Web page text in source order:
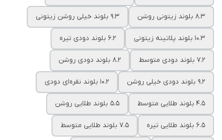
8.3 بلوند زیتونی روشن 9.3 بلوند خیلی روشن زیتونی
10.3 بلوند پلاتینه زیتونی 6.2 بلوند دودی تیره
7.2 بلوند دودی متوسط 8.2 بلوند دودی روشن
9.2 بلوند دودی خیلی روشن 10.2 بلوند نقره‌ای دودی
4.5 بلوند طلایی متوسط 5.5 بلوند طلایی روشن
6.5 بلوند طلایی تیره 7.5 بلوند طلایی متوسط